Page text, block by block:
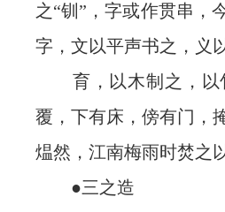
之“钏”，字或作贯串，
字，文以平声书之，义
育，以木制之，以
覆，下有床，傍有门，
煴然，江南梅雨时焚之
●三之造